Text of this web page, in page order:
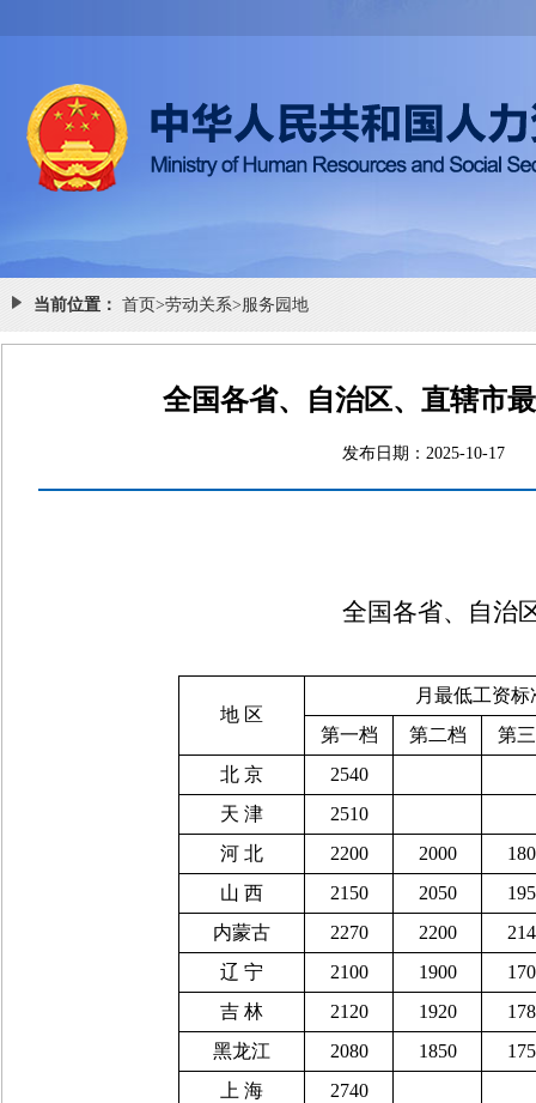
当前位置： 首页>劳动关系>服务园地
全国各省、自治区、直辖市
发布日期：2025-
全国各省、自治
地 区
月最低工资标
第一档
第二档
第
北 京
2540
天 津
2510
河 北 2200 2000
山 西 2150 2050
内蒙古
2270 2200
辽 宁 2100 1900
吉 林 2120 1920
黑龙江
2080 1850
上 海
2740